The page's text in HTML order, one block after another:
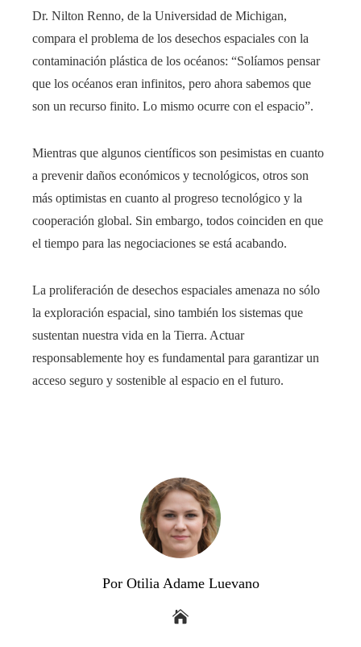
Dr. Nilton Renno, de la Universidad de Michigan,
compara el problema de los desechos espaciales con la
contaminación plástica de los océanos: “Solíamos pensar
que los océanos eran infinitos, pero ahora sabemos que
son un recurso finito. Lo mismo ocurre con el espacio”.
Mientras que algunos científicos son pesimistas en cuanto
a prevenir daños económicos y tecnológicos, otros son
más optimistas en cuanto al progreso tecnológico y la
cooperación global. Sin embargo, todos coinciden en que
el tiempo para las negociaciones se está acabando.
La proliferación de desechos espaciales amenaza no sólo
la exploración espacial, sino también los sistemas que
sustentan nuestra vida en la Tierra. Actuar
responsablemente hoy es fundamental para garantizar un
acceso seguro y sostenible al espacio en el futuro.
Por Otilia Adame Luevano